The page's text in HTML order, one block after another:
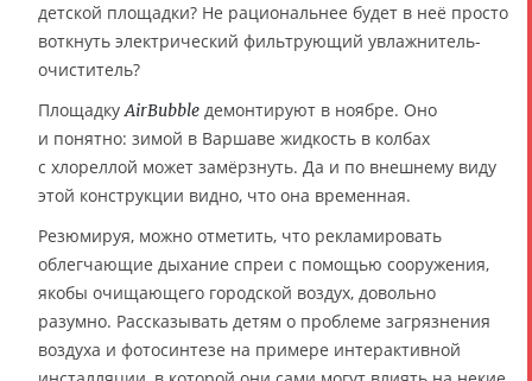
детской площадки? Не рациональнее будет в неё просто
воткнуть электрический фильтрующий увлажнитель-
очиститель?
ПлощадкуAirBubble демонтируют в ноябре. Оно
и понятно: зимой в Варшаве жидкость в колбах
с хлореллой может замёрзнуть. Да и по внешнему виду
этой конструкции видно, что она временная.
Резюмируя, можно отметить, что рекламировать
облегчающие дыхание спреи с помощью сооружения,
якобы очищающего городской воздух, довольно
разумно. Рассказывать детям о проблеме загрязнения
воздуха и фотосинтезе на примере интерактивной